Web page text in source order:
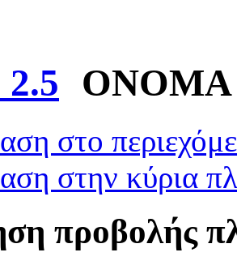
ΟΝΟΜΑ
στο
στην κύρια
προβολής